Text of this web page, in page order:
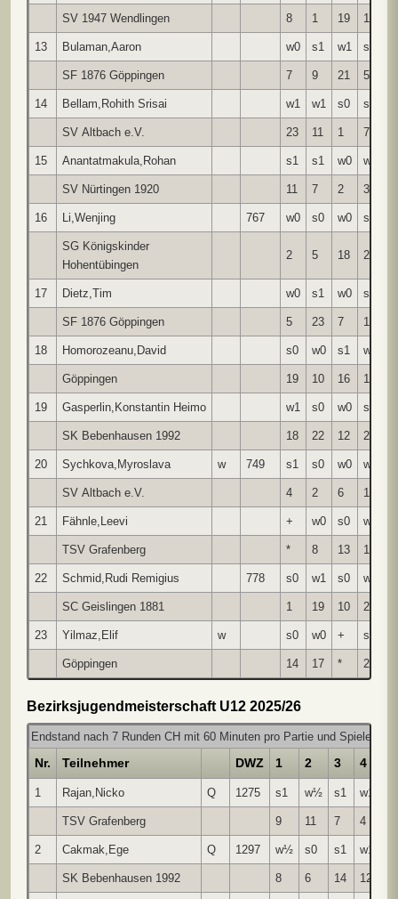
SV 1947 Wendlingen 8 1 19 10
13 Bulaman,Aaron w0 s1 w1 s0
SF 1876 Göppingen 7 9 21 5
14 Bellam,Rohith Srisai w1 w1 s0 s0
SV Altbach e.V. 23 11 1 7
15 Anantatmakula,Rohan s1 s1 w0 w0
SV Nürtingen 1920 11 7 2 3
16 Li,Wenjing 767 w0 s0 w0 s1
SG Königskinder
Hohentübingen
2 5 18 21
17 Dietz,Tim w0 s1 w0 s1
SF 1876 Göppingen 5 23 7 18
18 Homorozeanu,David s0 w0 s1 w0
Göppingen 19 10 16 17
19 Gasperlin,Konstantin Heimo w1 s0 w0 s1
SK Bebenhausen 1992 18 22 12 20
20 Sychkova,Myroslava w 749 s1 s0 w0 w0
SV Altbach e.V. 4 2 6 19
21 Fähnle,Leevi + w0 s0 w0
TSV Grafenberg * 8 13 16
22 Schmid,Rudi Remigius 778 s0 w1 s0 w1
SC Geislingen 1881 1 19 10 23
23 Yilmaz,Elif w s0 w0 + s0
Göppingen 14 17 * 22
Bezirksjugendmeisterschaft U12 2025/26
Endstand nach 7 Runden CH mit 60 Minuten pro Partie und Spieler
Nr. Teilnehmer DWZ 1 2 3 4
1 Rajan,Nicko Q 1275 s1 w½ s1 w1
TSV Grafenberg 9 11 7 4
2 Cakmak,Ege Q 1297 w½ s0 s1 w1
SK Bebenhausen 1992 8 6 14 12